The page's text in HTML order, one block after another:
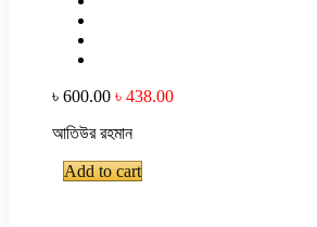
৳ 600.00 ৳ 438.00
আতিউর রহমান
Add to cart